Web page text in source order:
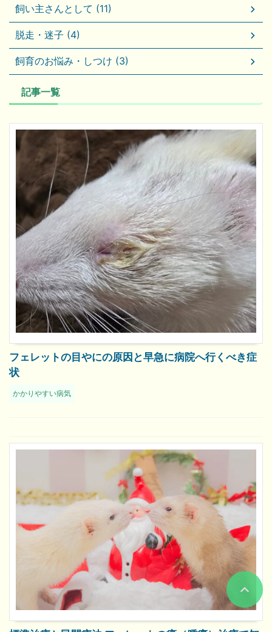
飼い主さんとして (11)
脱走・迷子 (4)
飼育のお悩み・しつけ (3)
記事一覧
フェレットの目やにの原因と早急に病院へ行くべき症
状
かかりやすい病気